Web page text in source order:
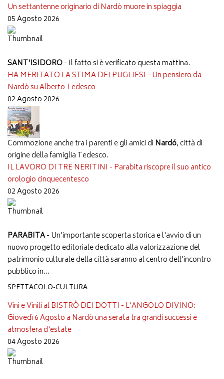
Un settantenne originario di Nardò muore in spiaggia
05 Agosto 2026
SANT'ISIDORO- Il fatto si è verificato questa mattina.
HA MERITATO LA STIMA DEI PUGLIESI - Un pensiero da
Nardò su Alberto Tedesco
02 Agosto 2026
Commozione anche tra i parenti e gli amici di Nardó, città di
origine della famiglia Tedesco.
IL LAVORO DI TRE NERITINI - Parabita riscopre il suo antico
orologio cinquecentesco
02 Agosto 2026
PARABITA- Un'importante scoperta storica e l'avvio di un
nuovo progetto editoriale dedicato alla valorizzazione del
patrimonio culturale della città saranno al centro dell'incontro
pubblico in...
SPETTACOLO-CULTURA
Vini e Vinili al BISTRÒ DEI DOTTI - L'ANGOLO DIVINO:
Giovedì 6 Agosto a Nardò una serata tra grandi successi e
atmosfera d'estate
04 Agosto 2026